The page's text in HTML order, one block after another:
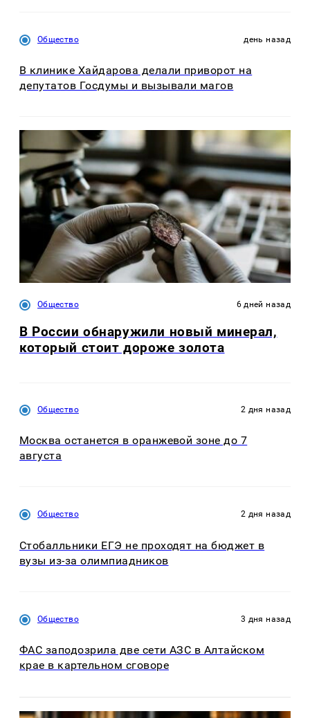
Общество день назад
В клинике Хайдарова делали приворот на
депутатов Госдумы и вызывали магов
Общество 6 дней назад
В России обнаружили новый минерал,
который стоит дороже золота
Общество 2 дня назад
Москва останется в оранжевой зоне до 7
августа
Общество 2 дня назад
Стобалльники ЕГЭ не проходят на бюджет в
вузы из-за олимпиадников
Общество 3 дня назад
ФАС заподозрила две сети АЗС в Алтайском
крае в картельном сговоре